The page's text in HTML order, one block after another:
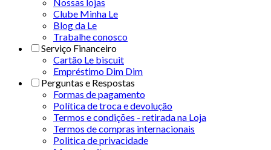
Clube Minha Le
Blog da Le
Trabalhe conosco
Serviço Financeiro
Cartão Le biscuit
Empréstimo Dim Dim
Perguntas e Respostas
Formas de pagamento
Política de troca e devolução
Termos e condições - retirada na Loja
Termos de compras internacionais
Politica de privacidade